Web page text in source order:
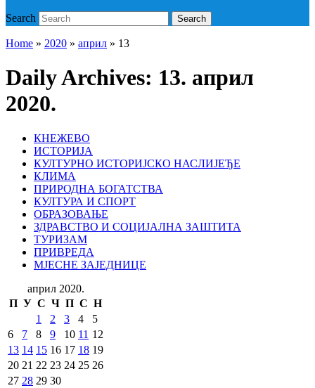
Search Search
Home » 2020 » април » 13
Daily Archives: 13. април
2020.
КНЕЖЕВО
ИСТОРИЈА
КУЛТУРНО ИСТОРИЈСКО НАСЛИЈЕЂЕ
КЛИМА
ПРИРОДНА БОГАТСТВА
КУЛТУРА И СПОРТ
ОБРАЗОВАЊЕ
ЗДРАВСТВО И СОЦИЈАЛНА ЗАШТИТА
ТУРИЗАМ
ПРИВРЕДА
МЈЕСНЕ ЗАЈЕДНИЦЕ
април 2020.
П У С Ч П С Н
1
2 3 4
5
6
7 8 9 10 11 12
13 14 15 16 17 18 19
20 21 22 23 24 25 26
27 28 29 30